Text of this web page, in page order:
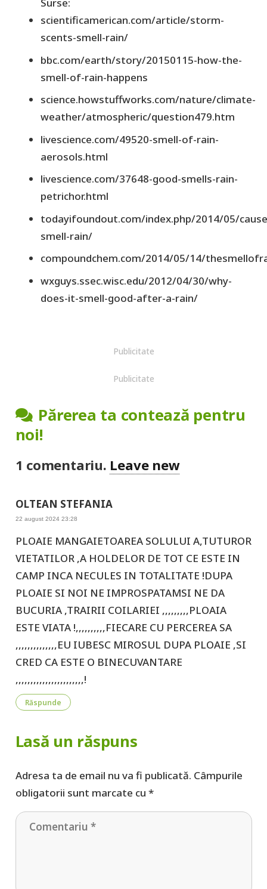
scientificamerican.com/article/storm-
scents-smell-rain/
bbc.com/earth/story/20150115-how-the-
smell-of-rain-happens
science.howstuffworks.com/nature/climate-
weather/atmospheric/question479.htm
livescience.com/49520-smell-of-rain-
aerosols.html
livescience.com/37648-good-smells-rain-
petrichor.html
todayifoundout.com/index.php/2014/05/
smell-rain/
compoundchem.com/2014/05/14/
wxguys.ssec.wisc.edu/2012/04/30/why-
does-it-smell-good-after-a-rain/
Publicitate
Publicitate
Părerea ta contează pentru
noi!
1 comentariu. Leave new
OLTEAN STEFANIA
22 august 2024 23:28
PLOAIE MANGAIETOAREA SOLULUI A,TUTUROR
VIETATILOR ,A HOLDELOR DE TOT CE ESTE IN
CAMP INCA NECULES IN TOTALITATE !DUPA
PLOAIE SI NOI NE IMPROSPATAMSI NE DA
BUCURIA ,TRAIRII COILARIEI ,,,,,,,,,PLOAIA
ESTE VIATA !,,,,,,,,,,FIECARE CU PERCEREA SA
,,,,,,,,,,,,,,EU IUBESC MIROSUL DUPA PLOAIE ,SI
CRED CA ESTE O BINECUVANTARE
,,,,,,,,,,,,,,,,,,,,,,,!
Răspunde
Lasă un răspuns
Adresa ta de email nu va fi publicată. Câmpurile
obligatorii sunt marcate cu *